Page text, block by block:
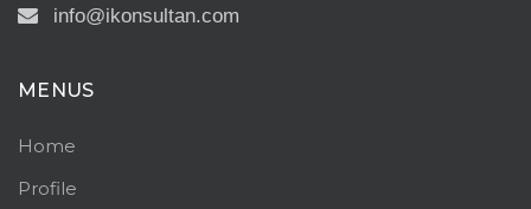
info@ikonsultan.com
MENUS
Home
Profile